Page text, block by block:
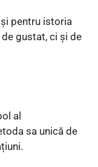
pentru istoria
gustat, ci și de
al
sa unică de